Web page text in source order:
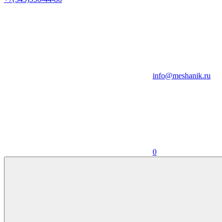
info@meshanik.ru
0